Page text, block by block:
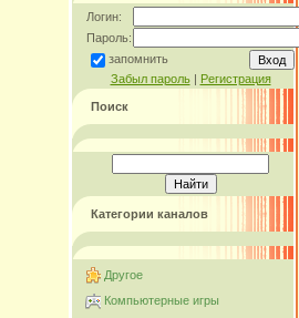
Логин:
Пароль:
запомнить
Забыл пароль| Регистрация
Поиск
Категории каналов
Другое
Компьютерные игры